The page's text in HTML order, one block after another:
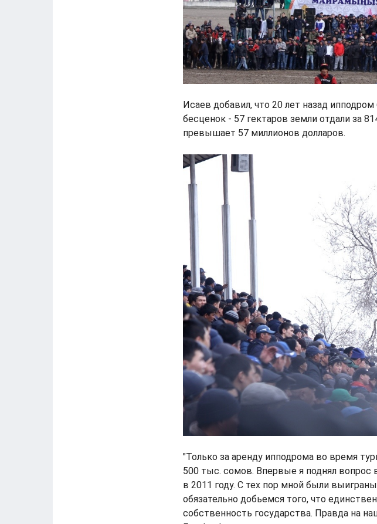
Исаев добавил, что 20 лет назад
бесценок - 57 гектаров земли отдали за
превышает 57 миллионов долларов.
"Только за аренду ипподрома во время
500 тыс. сомов. Впервые я поднял вопрос
в 2011 году. С тех пор мной были
обязательно добьемся того, что
собственность государства. Правда на